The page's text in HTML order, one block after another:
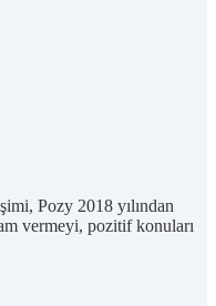
Pozy 2018 yılından
vermeyi, pozitif konuları